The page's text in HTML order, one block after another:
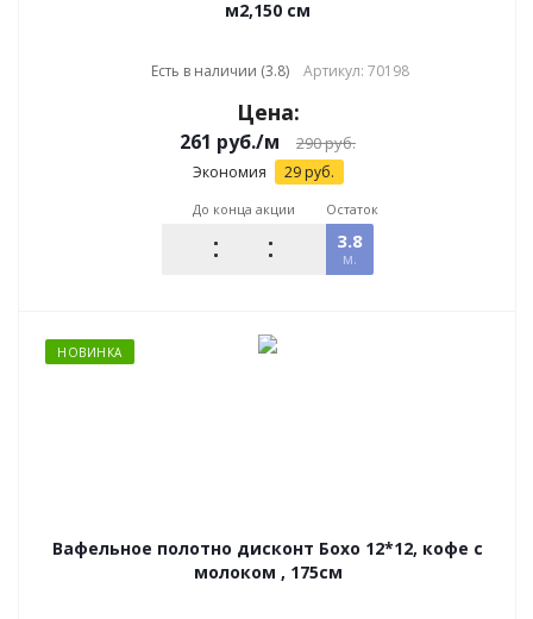
м2,150 см
Есть в наличии (3.8) Артикул: 70198
Цена:
261 руб./м 290руб.
Экономия 29руб.
До конца акции Остаток
3.8
м.
НОВИНКА
Вафельное полотно дисконт Бохо 12*12, кофе с
молоком , 175см